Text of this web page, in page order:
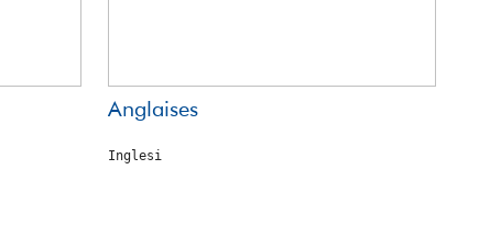
Anglaises
Inglesi